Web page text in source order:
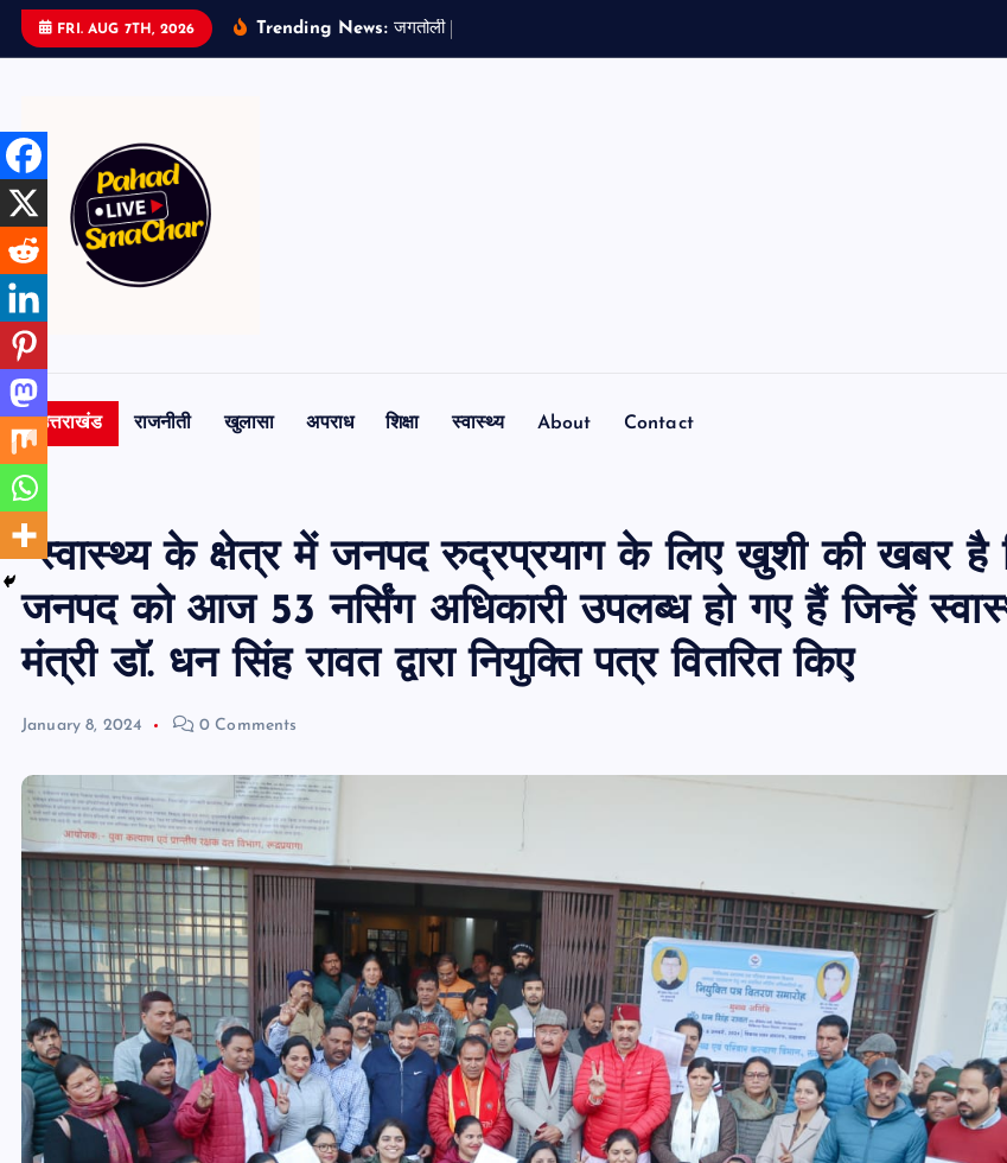
n
n
FRI. AUG 7TH, 2026 Trending News: जगतल
उत्तराखंड राजनीती खुलासा अपराध शिक्षा स्वास्थ्य About Contact
*स्वास्थ्य के क्षेत्र में जनपद रुद्रप्रयाग के लिए खुशी की खबर है
जनपद को आज 53 नर्सिंग अधिकारी उपलब्ध हो गए हैं जिन्हें
मंत्री डाॅ. धन सिंह रावत द्वारा नियुक्ति पत्र वितरित किए
January 8, 2024 0 Comments